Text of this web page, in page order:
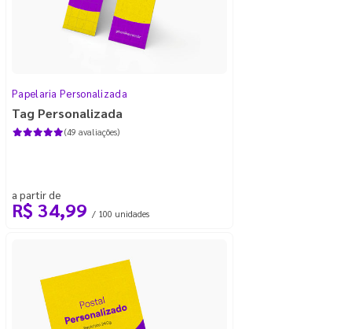
Papelaria Personalizada
Tag Personalizada
(49 avaliações)
a partir de
R$ 34,99 / 100 unidades